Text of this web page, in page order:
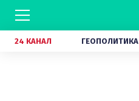
24 КАНАЛ ГЕОПОЛИТИКА